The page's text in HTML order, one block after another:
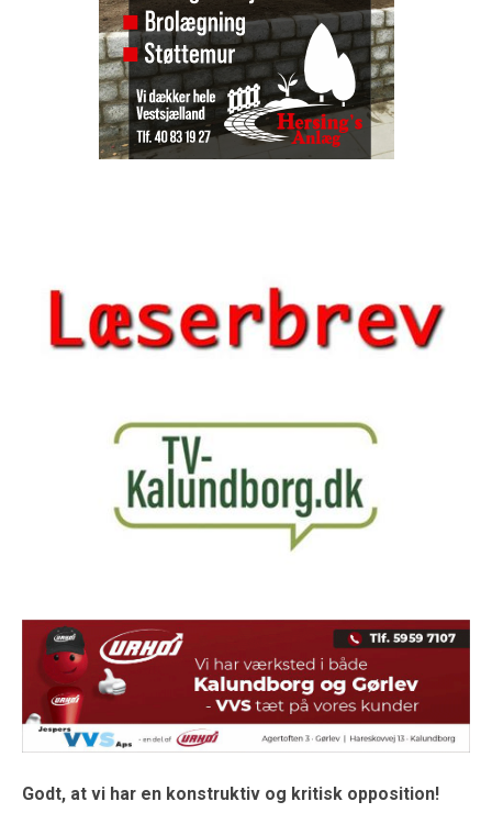
Godt, at vi har en konstruktiv og kritisk opposition!